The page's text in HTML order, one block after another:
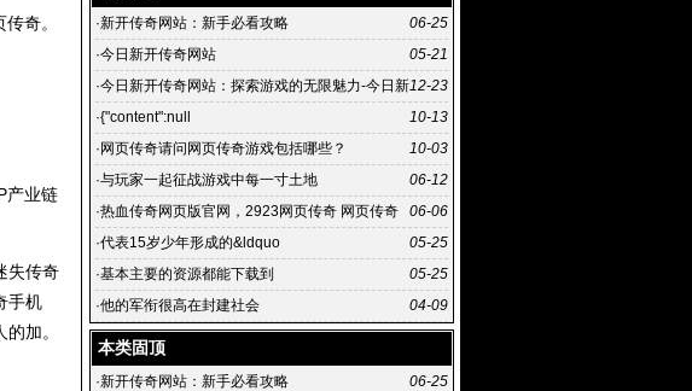
奇。
产业链
失传奇
手机
加。
06-25
·新开传奇网站：新手必看攻略
05-21
·今日新开传奇网站
12-23
·今日新开传奇网站：探索游戏的无限魅力-今日新
开传奇网站：玩家们的乐园
10-13
·{"content":null
10-03
· 网页传奇请问网页传奇游戏包括哪些？
06-12
·与玩家一起征战游戏中每一寸土地
06-06
·热血传奇网页版官网，2923网页传奇 网页传奇
05-25
·代表15岁少年形成的&ldquo
05-25
·基本主要的资源都能下载到
04-09
·他的军衔很高在封建社会
本类固顶
06-25
·新开传奇网站：新手必看攻略